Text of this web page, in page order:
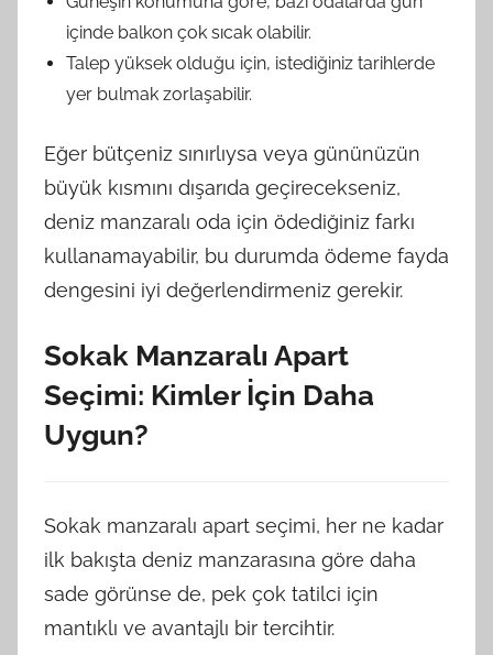
içinde balkon çok sıcak olabilir.
Talep yüksek olduğu için, istediğiniz tarihlerde
yer bulmak zorlaşabilir.
Eğer bütçeniz sınırlıysa veya gününüzün
büyük kısmını dışarıda geçirecekseniz,
deniz manzaralı oda için ödediğiniz farkı
kullanamayabilir, bu durumda ödeme fayda
dengesini iyi değerlendirmeniz gerekir.
Sokak Manzaralı Apart
Seçimi: Kimler İçin Daha
Uygun?
Sokak manzaralı apart seçimi, her ne kadar
ilk bakışta deniz manzarasına göre daha
sade görünse de, pek çok tatilci için
mantıklı ve avantajlı bir tercihtir.